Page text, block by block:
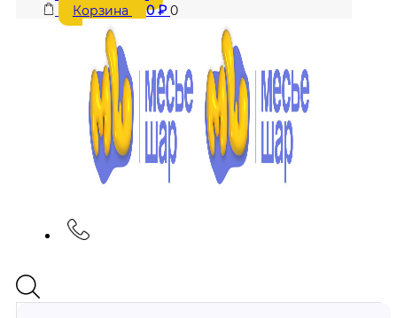
Корзина
0₽ 0